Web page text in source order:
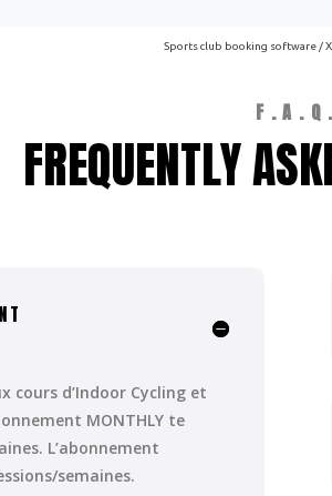
F.A.Q.
FREQUENTLY
cours d’Indoor Cycling et
MONTHLY te
L’abonnement
semaines.